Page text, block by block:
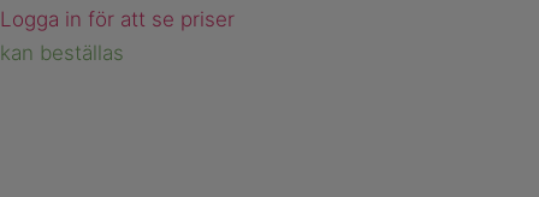
Logga in för att se priser
kan beställas